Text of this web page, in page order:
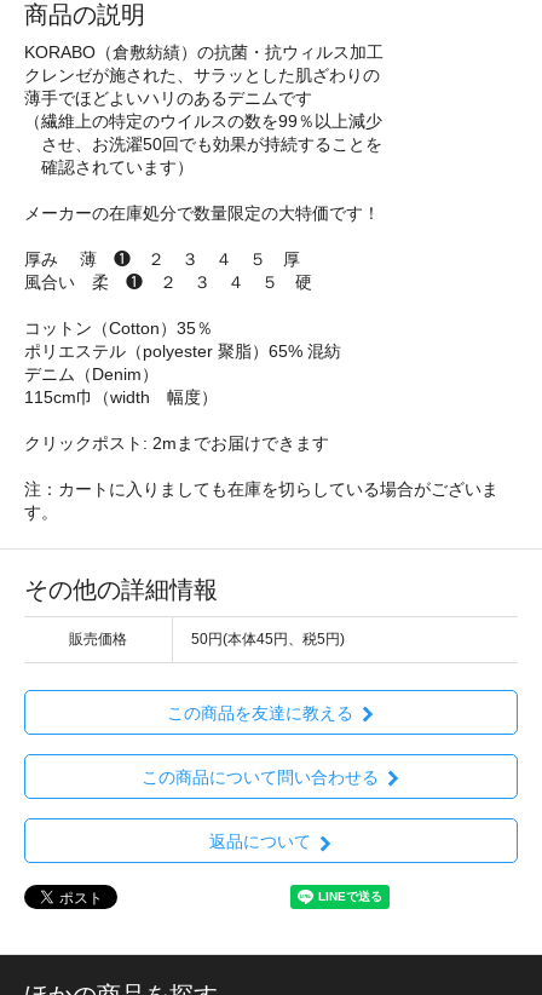
商品の説明
KORABO（倉敷紡績）の抗菌・抗ウィルス加工
クレンゼが施された、サラッとした肌ざわりの
薄手でほどよいハリのあるデニムです
（繊維上の特定のウイルスの数を99％以上減少
させ、お洗濯50回でも効果が持続することを
確認されています）
メーカーの在庫処分で数量限定の大特価です！
厚み 薄 ❶ ２ ３ ４ ５ 厚
風合い 柔 ❶ ２ ３ ４ ５ 硬
コットン（Cotton）35％
ポリエステル（polyester 聚脂）65% 混紡
デニム（Denim）
115cm巾（width 幅度）
クリックポスト: 2mまでお届けできます
注：カートに入りましても在庫を切らしている場合がございま
す。
その他の詳細情報
販売価格 50円(本体45円、税5円)
この商品を友達に教える
この商品について問い合わせる
返品について